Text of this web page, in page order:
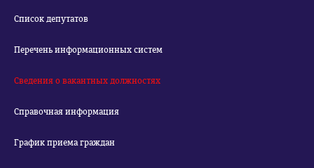
Список депутатов
Перечень информационных систем
Сведения о вакантных должностях
Справочная информация
График приема граждан